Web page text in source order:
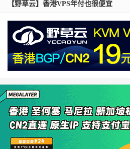
【野草云】香港VPS年付也很便宜